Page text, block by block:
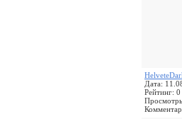
Дата:
Рейтинг: 0